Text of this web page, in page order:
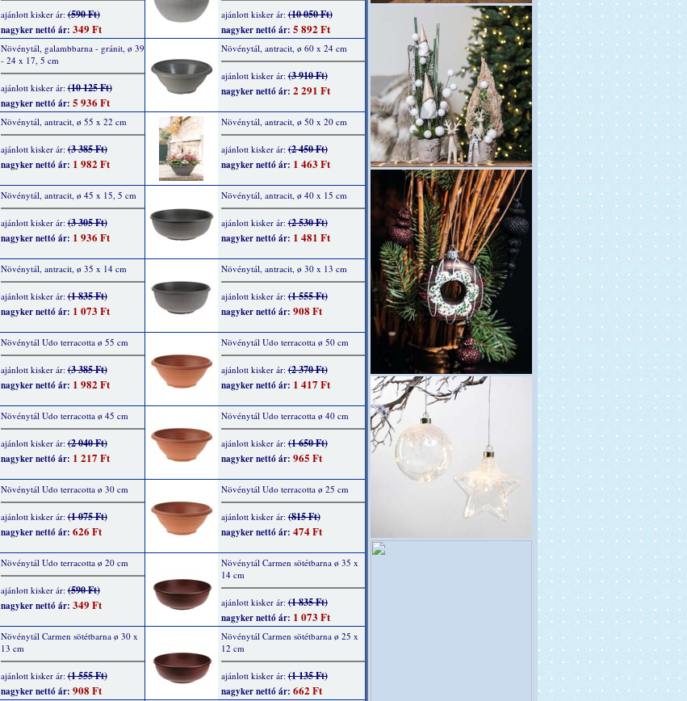
ajánlott kisker ár:(590 Ft)
nagyker nettó ár: 349 Ft
ajánlott kisker ár:(10 050 Ft)
nagyker nettó ár: 5 892 Ft
Növénytál, galambbarna - gránit, ø 39
- 24 x 17, 5 cm
ajánlott kisker ár:(10 125 Ft)
nagyker nettó ár: 5 936 Ft
Növénytál, antracit, ø 60 x 24 cm
ajánlott kisker ár:(3 910 Ft)
nagyker nettó ár: 2 291 Ft
Növénytál, antracit, ø 55 x 22 cm
ajánlott kisker ár:(3 385 Ft)
nagyker nettó ár: 1 982 Ft
Növénytál, antracit, ø 50 x 20 cm
ajánlott kisker ár:(2 450 Ft)
nagyker nettó ár: 1 463 Ft
Növénytál, antracit, ø 45 x 15, 5 cm
ajánlott kisker ár:(3 305 Ft)
nagyker nettó ár: 1 936 Ft
Növénytál, antracit, ø 40 x 15 cm
ajánlott kisker ár:(2 530 Ft)
nagyker nettó ár: 1 481 Ft
Növénytál, antracit, ø 35 x 14 cm
ajánlott kisker ár:(1 835 Ft)
nagyker nettó ár: 1 073 Ft
Növénytál, antracit, ø 30 x 13 cm
ajánlott kisker ár:(1 555 Ft)
nagyker nettó ár: 908 Ft
Növénytál Udo terracotta ø 55 cm
ajánlott kisker ár:(3 385 Ft)
nagyker nettó ár: 1 982 Ft
Növénytál Udo terracotta ø 50 cm
ajánlott kisker ár:(2 370 Ft)
nagyker nettó ár: 1 417 Ft
Növénytál Udo terracotta ø 45 cm
ajánlott kisker ár:(2 040 Ft)
nagyker nettó ár: 1 217 Ft
Növénytál Udo terracotta ø 40 cm
ajánlott kisker ár:(1 650 Ft)
nagyker nettó ár: 965 Ft
Növénytál Udo terracotta ø 30 cm
ajánlott kisker ár:(1 075 Ft)
nagyker nettó ár: 626 Ft
Növénytál Udo terracotta ø 25 cm
ajánlott kisker ár:(815 Ft)
nagyker nettó ár: 474 Ft
Növénytál Udo terracotta ø 20 cm
ajánlott kisker ár:(590 Ft)
nagyker nettó ár: 349 Ft
Növénytál Carmen sötétbarna ø 35 x
14 cm
ajánlott kisker ár:(1 835 Ft)
nagyker nettó ár: 1 073 Ft
Növénytál Carmen sötétbarna ø 30 x
13 cm
ajánlott kisker ár:(1 555 Ft)
nagyker nettó ár: 908 Ft
Növénytál Carmen sötétbarna ø 25 x
12 cm
ajánlott kisker ár:(1 135 Ft)
nagyker nettó ár: 662 Ft